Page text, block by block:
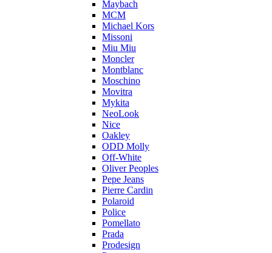
Maybach
MCM
Michael Kors
Missoni
Miu Miu
Moncler
Montblanc
Moschino
Movitra
Mykita
NeoLook
Nice
Oakley
ODD Molly
Off-White
Oliver Peoples
Pepe Jeans
Pierre Cardin
Polaroid
Police
Pomellato
Prada
Prodesign